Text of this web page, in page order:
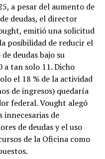
a pesar del aumento de
deudas, el director
emitió una solicitud
posibilidad de reducir el
deudas bajo su
a tan solo 11. Dicho
el 18 % de la actividad
de ingresos) quedaría
federal. Vought alegó
innecesarias de
de deudas y el uso
de la Oficina como